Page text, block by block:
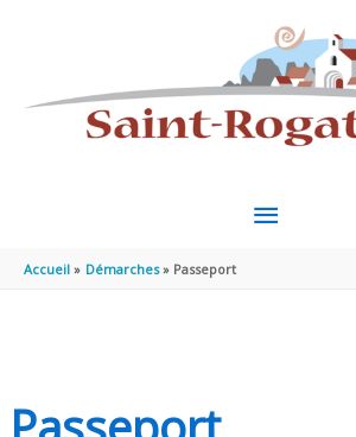
MENU
Accueil Démarches Passeport